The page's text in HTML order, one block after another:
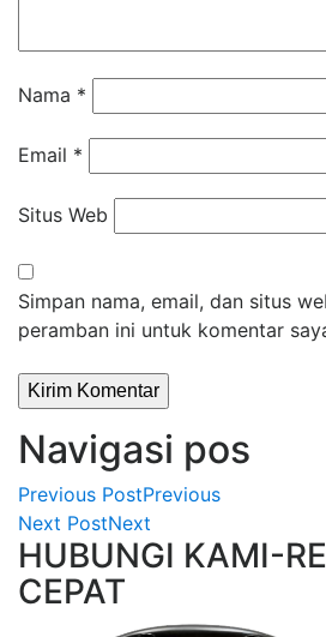
Nama *
Email *
Situs Web
Simpan nama, email, dan situs
peramban ini untuk komentar
Navigasi pos
Previous PostPrevious
Next PostNext
HUBUNGI KAMI-
CEPAT